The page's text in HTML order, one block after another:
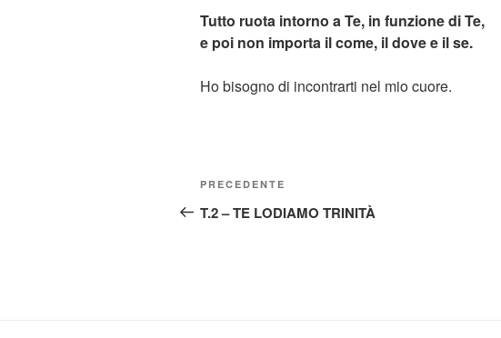
Tutto ruota intorno a Te, in funzione di Te,
e poi non importa il come, il dove e il se.
Ho bisogno di incontrarti nel mio cuore.
Navigazione
articoli
Articolo
precedente:
PRECEDENTE
T.2 – TE LODIAMO TRINITÀ